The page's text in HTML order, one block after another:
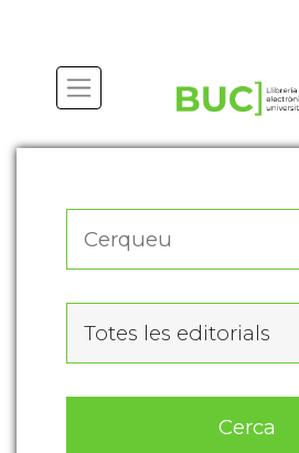
Totes les editorials
Cerca